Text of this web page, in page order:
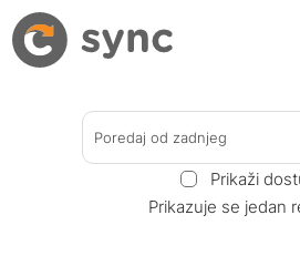
Poredaj od zadnjeg
Prikaži
Prikazuje se jedan